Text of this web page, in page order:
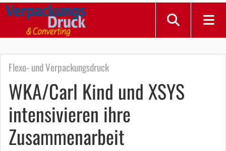
Flexo- und Verpackungsdruck
WKA/Carl Kind und XSYS
intensivieren ihre
Zusammenarbeit